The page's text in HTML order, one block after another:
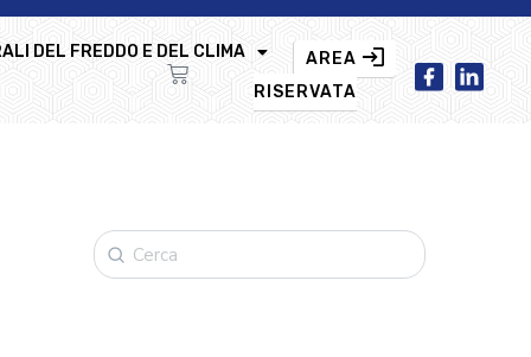
DEL FREDDO E DEL CLIMA
AREA
RISERVATA